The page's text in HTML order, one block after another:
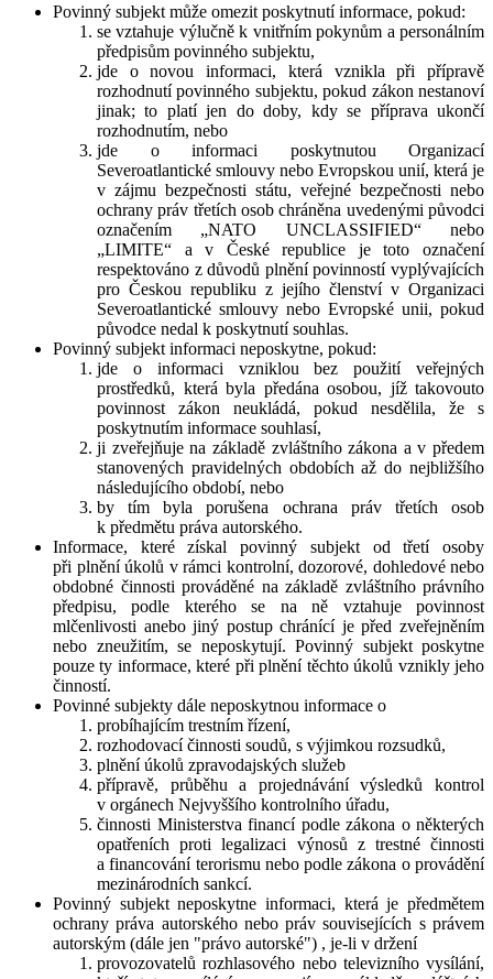
Povinný subjekt může omezit poskytnutí informace, pokud:
se vztahuje výlučně k vnitřním pokynům a personálním
předpisům povinného subjektu,
jde o novou informaci, která vznikla při přípravě
rozhodnutí povinného subjektu, pokud zákon nestanoví
jinak; to platí jen do doby, kdy se příprava ukončí
rozhodnutím, nebo
jde o informaci poskytnutou Organizací
Severoatlantické smlouvy nebo Evropskou unií, která je
v zájmu bezpečnosti státu, veřejné bezpečnosti nebo
ochrany práv třetích osob chráněna uvedenými původci
označením „NATO UNCLASSIFIED“ nebo
„LIMITE“ a v České republice je toto označení
respektováno z důvodů plnění povinností vyplývajících
pro Českou republiku z jejího členství v Organizaci
Severoatlantické smlouvy nebo Evropské unii, pokud
původce nedal k poskytnutí souhlas.
Povinný subjekt informaci neposkytne, pokud:
jde o informaci vzniklou bez použití veřejných
prostředků, která byla předána osobou, jíž takovouto
povinnost zákon neukládá, pokud nesdělila, že s
poskytnutím informace souhlasí,
ji zveřejňuje na základě zvláštního zákona a v předem
stanovených pravidelných obdobích až do nejbližšího
následujícího období, nebo
by tím byla porušena ochrana práv třetích osob
k předmětu práva autorského.
Informace, které získal povinný subjekt od třetí osoby
při plnění úkolů v rámci kontrolní, dozorové, dohledové nebo
obdobné činnosti prováděné na základě zvláštního právního
předpisu, podle kterého se na ně vztahuje povinnost
mlčenlivosti anebo jiný postup chránící je před zveřejněním
nebo zneužitím, se neposkytují. Povinný subjekt poskytne
pouze ty informace, které při plnění těchto úkolů vznikly jeho
činností.
Povinné subjekty dále neposkytnou informace o
probíhajícím trestním řízení,
rozhodovací činnosti soudů, s výjimkou rozsudků,
plnění úkolů zpravodajských služeb
přípravě, průběhu a projednávání výsledků kontrol
v orgánech Nejvyššího kontrolního úřadu,
činnosti Ministerstva financí podle zákona o některých
opatřeních proti legalizaci výnosů z trestné činnosti
a financování terorismu nebo podle zákona o provádění
mezinárodních sankcí.
Povinný subjekt neposkytne informaci, která je předmětem
ochrany práva autorského nebo práv souvisejících s právem
autorským (dále jen "právo autorské") , je-li v držení
provozovatelů rozhlasového nebo televizního vysílání,